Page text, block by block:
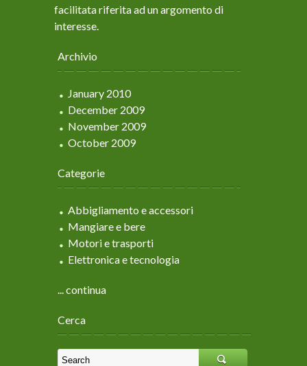
facilitata riferita ad un argomento di
interesse.
Archivio
January 2010
December 2009
November 2009
October 2009
Categorie
Abbigliamento e accessori
Mangiare e bere
Motori e trasporti
Elettronica e tecnologia
... continua
Cerca